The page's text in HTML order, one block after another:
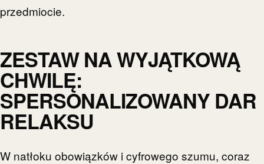
przedmiocie.
ZESTAW NA WYJĄTKOWĄ
CHWILĘ:
SPERSONALIZOWANY DAR
RELAKSU
W natłoku obowiązków i cyfrowego szumu, coraz